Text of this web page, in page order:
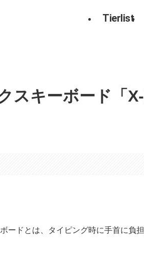
Tierlist
スキーボード「
ドとは、タイピング時に手首に負